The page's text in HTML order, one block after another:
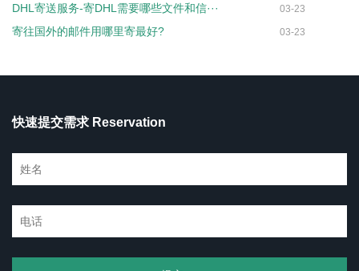
DHL寄送服务-寄DHL需要哪些文件和信··· 03-23
寄往国外的邮件用哪里寄最好? 03-23
快速提交需求 Reservation